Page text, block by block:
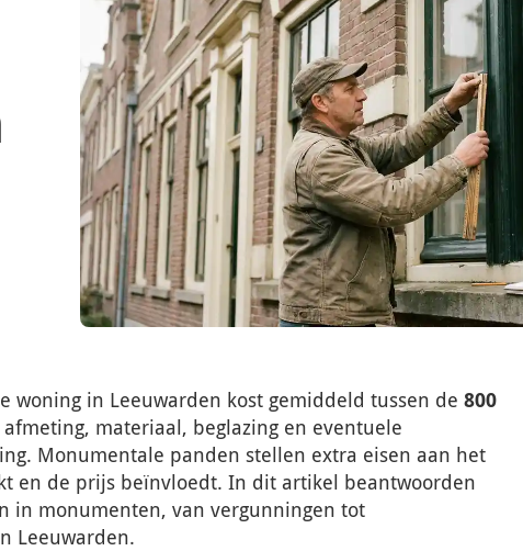
woning in Leeuwarden kost gemiddeld tussen de 800
materiaal, beglazing en eventuele
Monumentale panden stellen extra eisen aan het
en de prijs beïnvloedt. In dit artikel beantwoorden
in monumenten, van vergunningen tot
Leeuwarden.